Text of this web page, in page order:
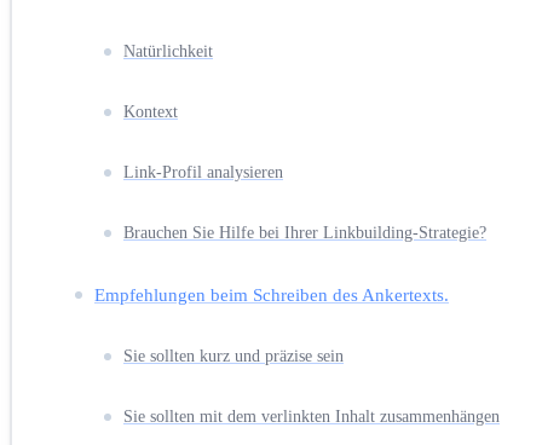
Natürlichkeit
Kontext
Link-Profil analysieren
Brauchen Sie Hilfe bei Ihrer Linkbuilding-Strategie?
Empfehlungen beim Schreiben des Ankertexts.
Sie sollten kurz und präzise sein
Sie sollten mit dem verlinkten Inhalt zusammenhängen